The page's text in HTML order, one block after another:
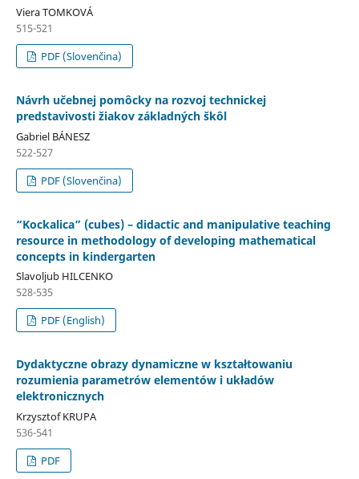
Viera TOMKOVÁ
515-521
PDF (Slovenčina)
Návrh učebnej pomôcky na rozvoj technickej
predstavivosti žiakov základných škôl
Gabriel BÁNESZ
522-527
PDF (Slovenčina)
“Kockalica” (cubes) – didactic and manipulative teaching
resource in methodology of developing mathematical
concepts in kindergarten
Slavoljub HILCENKO
528-535
PDF (English)
Dydaktyczne obrazy dynamiczne w kształtowaniu
rozumienia parametrów elementów i układów
elektronicznych
Krzysztof KRUPA
536-541
PDF